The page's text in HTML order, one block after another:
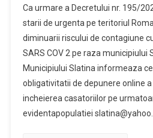
Ca urmare a Decretului nr. 195/
starii de urgenta pe teritoriul
diminuarii riscului de contagiune
SARS COV 2 pe raza municipiului
Municipiului Slatina informeaza
obligativitatii de depunere online
incheierea casatoriilor pe
evidentapopulatiei